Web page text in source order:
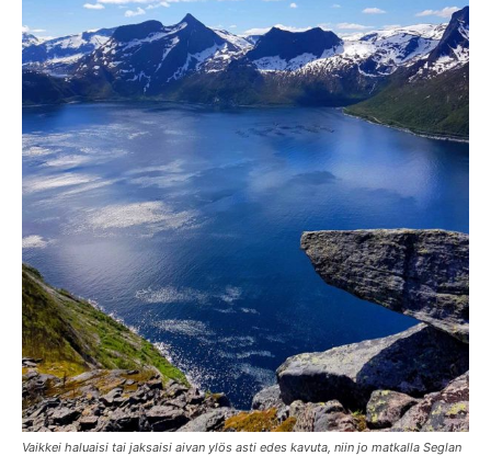
Vaikkei haluaisi tai jaksaisi aivan ylös asti edes kavuta, niin jo matkalla Seglan